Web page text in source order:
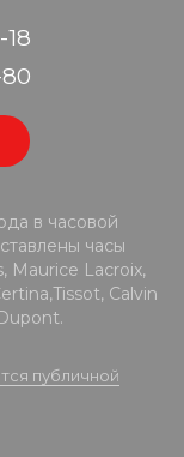
в часовой
часы
Maurice Lacroix,
Calvin
публичной